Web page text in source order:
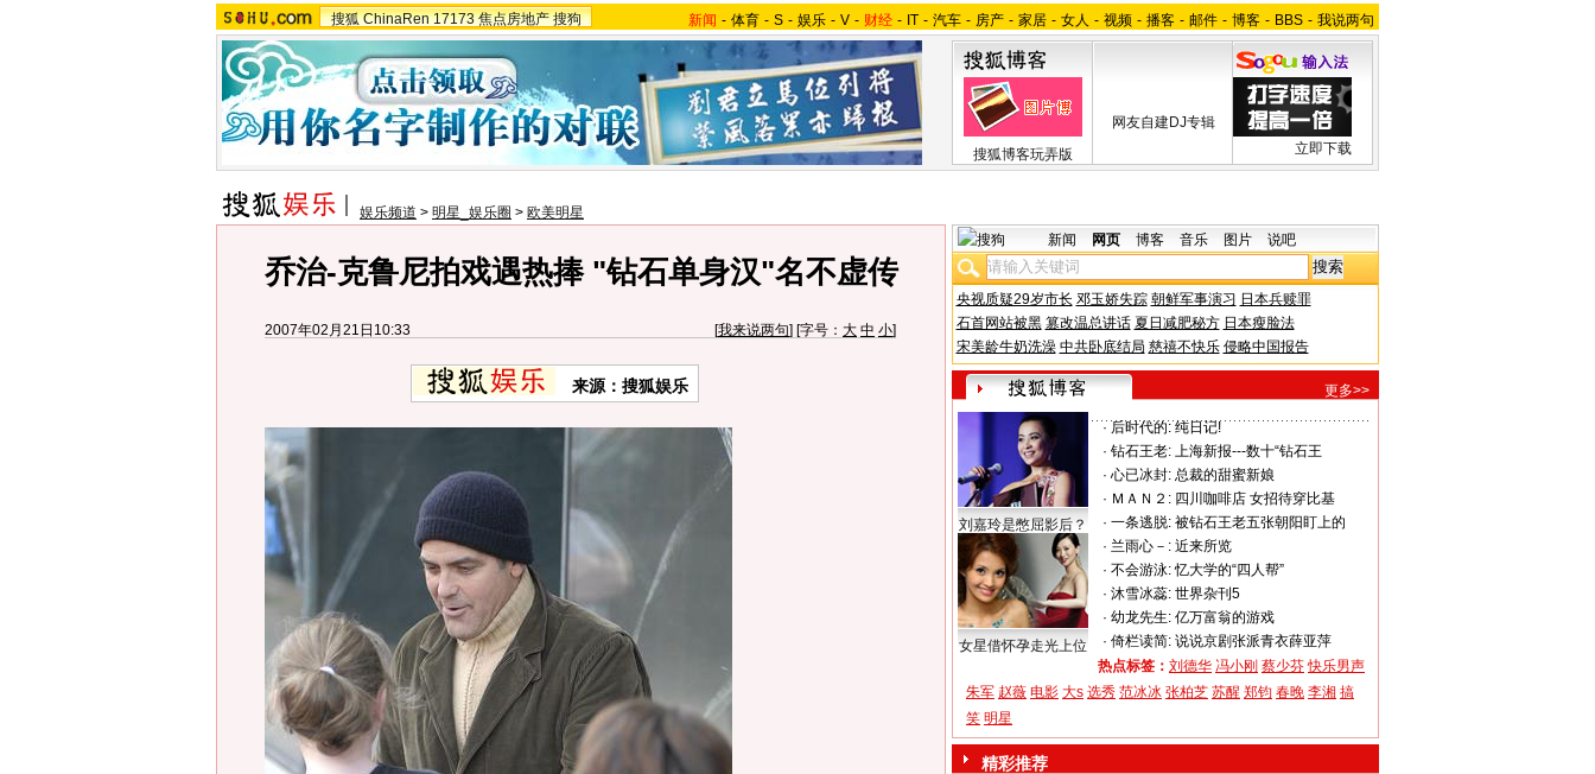
搜狐 ChinaRen 17173 焦点房地产 搜狗 新闻 - 体育 - S - 娱乐 - V - 财经 - IT - 汽车 - 房产 - 家居 - 女人 - 视频 - 播客 - 邮件 - 博客 - BBS - 我说两句
搜狐博客玩弄版
网友自建DJ专辑
立即下载
娱乐频道 > 明星_娱乐圈 > 欧美明星
乔治-克鲁尼拍戏遇热捧 "钻石单身汉"名不虚传
2007年02月21日10:33 [我来说两句] [字号： 大 中 小]
来源：搜狐娱乐
新闻 网页 博客 音乐 图片 说吧
央视质疑29岁市长 邓玉娇失踪 朝鲜军事演习 日本兵赎罪
石首网站被黑 篡改温总讲话 夏日减肥秘方 日本瘦脸法
宋美龄牛奶洗澡 中共卧底结局 慈禧不快乐 侵略中国报告
更多>>
刘嘉玲是憋屈影后？
女星借怀孕走光上位
· 后时代的: 纯日记!
· 钻石王老: 上海新报---数十“钻石王
· 心已冰封: 总裁的甜蜜新娘
· ＭＡＮ２: 四川咖啡店 女招待穿比基
· 一条逃脱: 被钻石王老五张朝阳盯上的
· 兰雨心－: 近来所览
· 不会游泳: 忆大学的“四人帮”
· 沐雪冰蕊: 世界杂刊5
· 幼龙先生: 亿万富翁的游戏
· 倚栏读简: 说说京剧张派青衣薛亚萍
热点标签： 刘德华 冯小刚 蔡少芬 快乐男声
朱军 赵薇 电影 大s 选秀 范冰冰 张柏芝 苏醒 郑钧 春晚 李湘 搞
笑 明星
精彩推荐